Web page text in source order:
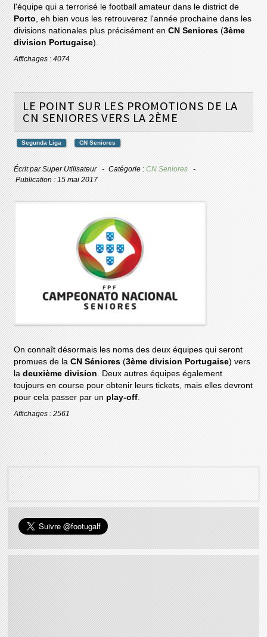
l'équipe qui a terrorisé le football amateur dans le district de
Porto, eh bien vous les retrouverez l'année prochaine dans les
divisions nationales plus précisément enCN Seniores (3ème
division Portugaise).
Affichages : 4074
LE POINT SUR LES PROMOTIONS DE LA
CN SENIORES VERS LA 2ÈME
Segunda Liga CN Seniores
Écrit parSuper Utilisateur Catégorie :CN Seniores
Publication : 15 mai 2017
On connaît désormais les noms des deux équipes qui seront
promues de laCN Séniores (3ème division Portugaise) vers
ladeuxième division. Deux autres équipes également
toujours en course pour obtenir leurs tickets, mais elles devront
pour cela passer par unplay-off.
Affichages : 2561